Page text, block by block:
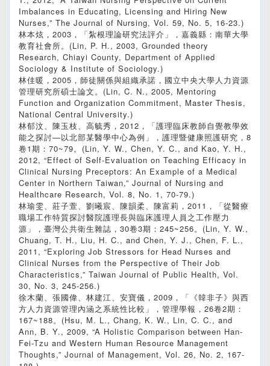
Imbalances in Educating, Licensing and Hiring New
Nurses,” The Journal of Nursing, Vol. 59, No. 5, 16-23.)
林本炫，2003，「紮根理論研究法評介」，嘉義縣：南華大學
教育社會所。(Lin, P. H., 2003, Grounded theory
Research, Chiayi County, Department of Applied
Sociology & Institute of Sociology.)
林佳暖，2005，師徒關係與組織承諾，國立中央大學人力資源
管理研究所碩士論文。(Lin, C. N., 2005, Mentoring
Function and Organization Commitment, Master Thesis,
National Central University.)
林郁汶、陳玉枝、高毓秀，2012，「護理臨床教師自覺教學效
能之探討—以北部某醫學中心為例」，護理暨健康照護研究，8
卷1期：70~79。(Lin, Y. W., Chen, Y. C., and Kao, Y. H.,
2012, “Effect of Self-Evaluation on Teaching Efficacy in
Clinical Nursing Preceptors: An Example of a Medical
Center in Northern Taiwan,” Journal of Nursing and
Healthcare Research, Vol. 8, No. 1, 70-79.)
林瑜雯、莊子萱、劉曦宸、陳韻柔、陳富莉，2011，「從醫療
職場工作特質探討醫院護理長與臨床護理人員之工作壓力
源」，臺灣公共衛生雜誌，30卷3期：245~256。(Lin, Y. W.,
Chuang, T. H., Liu, H. C., and Chen, Y. J., Chen, F. L.,
2011, “Exploring Job Stressors for Head Nurses and
Clinical Nurses from the Perspective of Their Job
Characteristics,” Taiwan Journal of Public Health, Vol.
30, No. 3, 245-256.)
徐木蘭、張國偉、林建江、安寶儀，2009，「《韓非子》與西
方人力資源管理內涵之系統性比較」，管理學報，26卷2期：
167~188。(Hsu, M. L., Chang, K. W., Lin, C. C., and
Ann, B. Y., 2009, “A Holistic Comparison between Han-
Fei-Tzu and Western Human Resource Management
Thoughts,” Journal of Management, Vol. 26, No. 2, 167-